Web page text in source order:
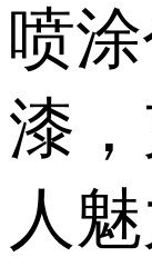
喷
漆
人